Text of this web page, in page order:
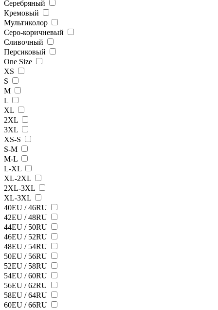
Серебряный
Кремовый
Мультиколор
Серо-коричневый
Сливочный
Персиковый
One Size
XS
S
M
L
XL
2XL
3XL
XS-S
S-M
M-L
L-XL
XL-2XL
2XL-3XL
XL-3XL
40EU / 46RU
42EU / 48RU
44EU / 50RU
46EU / 52RU
48EU / 54RU
50EU / 56RU
52EU / 58RU
54EU / 60RU
56EU / 62RU
58EU / 64RU
60EU / 66RU